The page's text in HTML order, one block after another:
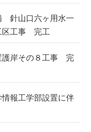
針山口六ヶ用水一
区工事 完工
護岸その８工事 完
報工学部設置に伴